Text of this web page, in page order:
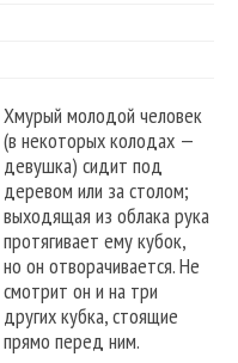
Хмурый молодой человек
(в некоторых колодах —
девушка) сидит под
деревом или за столом;
выходящая из облака рука
протягивает ему кубок,
но он отворачивается. Не
смотрит он и на три
других кубка, стоящие
прямо перед ним.